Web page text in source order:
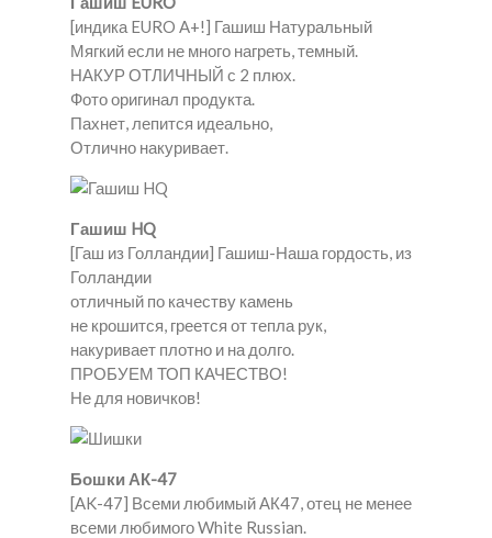
[индика EURO A+!] Гашиш Натуральный
Мягкий если не много нагреть, темный.
НАКУР ОТЛИЧНЫЙ с 2 плюх.
Фото оригинал продукта.
Пахнет, лепится идеально,
Отлично накуривает.
Гашиш HQ
[Гаш из Голландии] Гашиш-Наша гордость, из
Голландии
отличный по качеству камень
не крошится, греется от тепла рук,
накуривает плотно и на долго.
ПРОБУЕМ ТОП КАЧЕСТВО!
Не для новичков!
Бошки АК-47
[AK-47] Всеми любимый АК47, отец не менее
всеми любимого White Russian.